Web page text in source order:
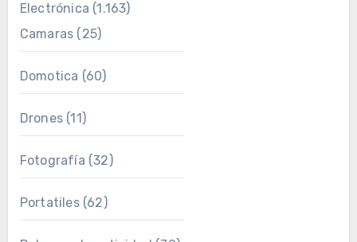
Electrónica (1.163)
Camaras (25)
Domotica (60)
Drones(11)
Fotografía (32)
Portatiles(62)